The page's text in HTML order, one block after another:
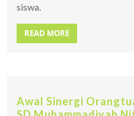
siswa.
READ MORE
Awal Sinergi